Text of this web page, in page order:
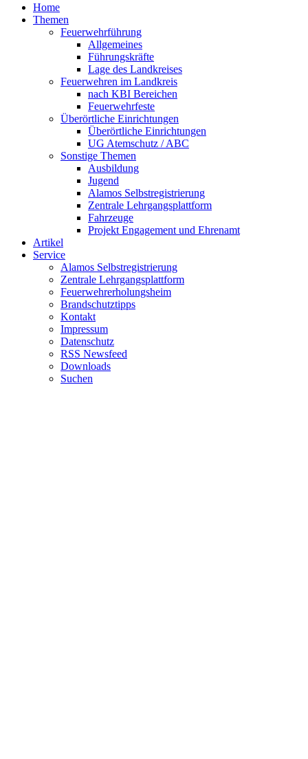
Home
Themen
Feuerwehrführung
Allgemeines
Führungskräfte
Lage des Landkreises
Feuerwehren im Landkreis
nach KBI Bereichen
Feuerwehrfeste
Überörtliche Einrichtungen
Überörtliche Einrichtungen
UG Atemschutz / ABC
Sonstige Themen
Ausbildung
Jugend
Alamos Selbstregistrierung
Zentrale Lehrgangsplattform
Fahrzeuge
Projekt Engagement und Ehrenamt
Artikel
Service
Alamos Selbstregistrierung
Zentrale Lehrgangsplattform
Feuerwehrerholungsheim
Brandschutztipps
Kontakt
Impressum
Datenschutz
RSS Newsfeed
Downloads
Suchen